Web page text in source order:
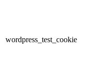
wordpress_test_cookie